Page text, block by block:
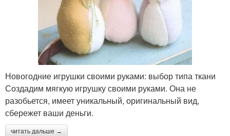
Новогодние игрушки своими руками: выбор типа ткани
Создадим мягкую игрушку своими руками. Она не
разобьется, имеет уникальный, оригинальный вид,
сбережет ваши деньги.
читать дальше →